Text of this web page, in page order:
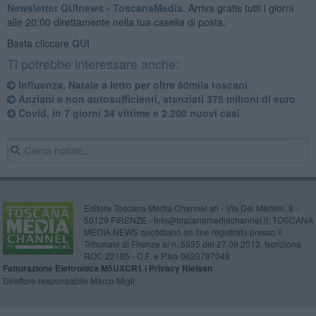
Newsletter QUInews - ToscanaMedia. Arriva gratis tutti i giorni
alle 20:00 direttamente nella tua casella di posta.
Basta cliccare QUI
Ti potrebbe interessare anche:
Influenza, Natale a letto per oltre 60mila toscani
Anziani e non autosufficienti, stanziati 375 milioni di euro
Covid, in 7 giorni 34 vittime e 2.200 nuovi casi
Editore Toscana Media Channel srl - Via Dei Martelli, 8 -
50129 FIRENZE - info@toscanamediachannel.it. TOSCANA
MEDIA NEWS quotidiano on line registrato presso il
Tribunale di Firenze al n. 5935 del 27.09.2013. Iscrizione
ROC 22105 - C.F. e P.Iva 0620787048
Fatturazione Elettronica M5UXCR1 | Privacy Nielsen
Direttore responsabile Marco Migli